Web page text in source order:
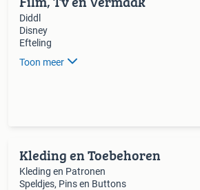
Diddl
Disney
Efteling
Toon meer
Kleding en Toebehoren
Kleding en Patronen
Speldjes, Pins en Buttons